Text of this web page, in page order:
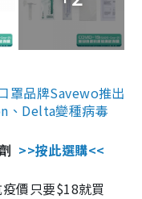
罩品牌Savewo推出
、Delta變種病毒
>>按此選購<<
價只要$18就買